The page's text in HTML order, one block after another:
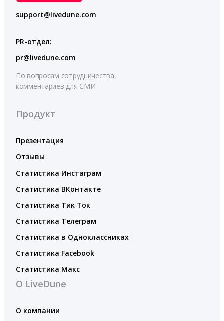
support@livedune.com
PR-отдел:
pr@livedune.com
По вопросам сотрудничества,
комментариев для СМИ
Продукт
Презентация
Отзывы
Статистика Инстаграм
Статистика ВКонтакте
Статистика Тик Ток
Статистика Телеграм
Статистика в Одноклассниках
Статистика Facebook
Статистика Макс
О LiveDune
О компании